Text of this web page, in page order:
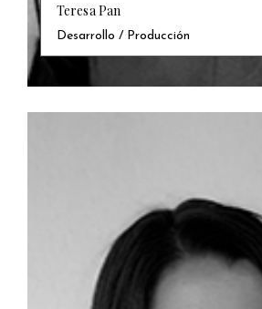
Teresa Pan
Desarrollo / Producción